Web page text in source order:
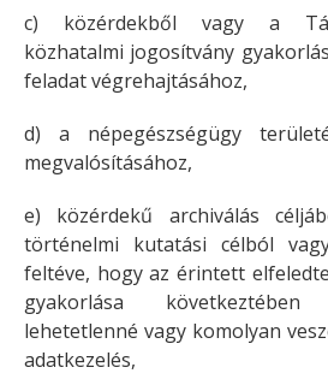
c) közérdekből vagy a
közhatalmi jogosítvány
feladat végrehajtásához,
d) a népegészségügy
megvalósításához,
e) közérdekű archiválás
történelmi kutatási célból
feltéve, hogy az érintett
gyakorlása következtében
lehetetlenné vagy komolyan
adatkezelés,